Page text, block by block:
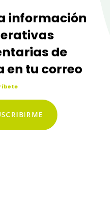
información
de
en tu correo